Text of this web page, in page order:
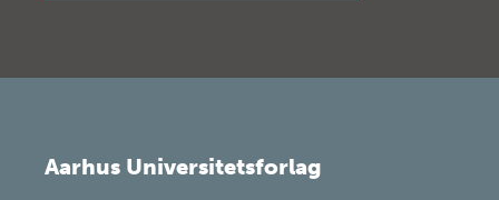
Aarhus Universitetsforlag